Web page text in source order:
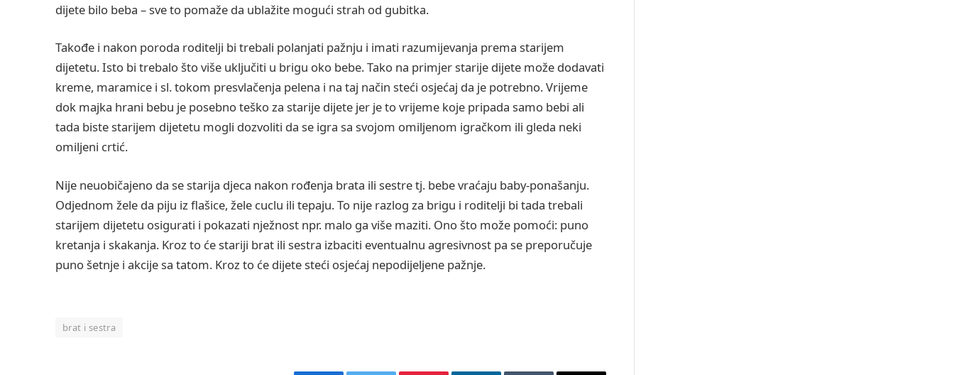
dijete bilo beba – sve to pomaže da ublažite mogući strah od gubitka.
Takođe i nakon poroda roditelji bi trebali polanjati pažnju i imati razumijevanja prema starijem
dijetetu. Isto bi trebalo što više uključiti u brigu oko bebe. Tako na primjer starije dijete može dodavati
kreme, maramice i sl. tokom presvlačenja pelena i na taj način steći osjećaj da je potrebno. Vrijeme
dok majka hrani bebu je posebno teško za starije dijete jer je to vrijeme koje pripada samo bebi ali
tada biste starijem dijetetu mogli dozvoliti da se igra sa svojom omiljenom igračkom ili gleda neki
omiljeni crtić.
Nije neuobičajeno da se starija djeca nakon rođenja brata ili sestre tj. bebe vraćaju baby-ponašanju.
Odjednom žele da piju iz flašice, žele cuclu ili tepaju. To nije razlog za brigu i roditelji bi tada trebali
starijem dijetetu osigurati i pokazati nježnost npr. malo ga više maziti. Ono što može pomoći: puno
kretanja i skakanja. Kroz to će stariji brat ili sestra izbaciti eventualnu agresivnost pa se preporučuje
puno šetnje i akcije sa tatom. Kroz to će dijete steći osjećaj nepodijeljene pažnje.
brat i sestra